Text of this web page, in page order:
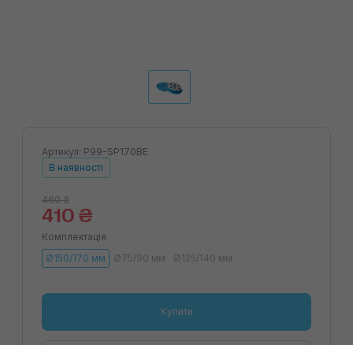
Артикул: P99-SP170BE
В наявності
460 ₴
410 ₴
Комплектація
Ø150/170 мм
Ø75/90 мм Ø125/140 мм
Купити